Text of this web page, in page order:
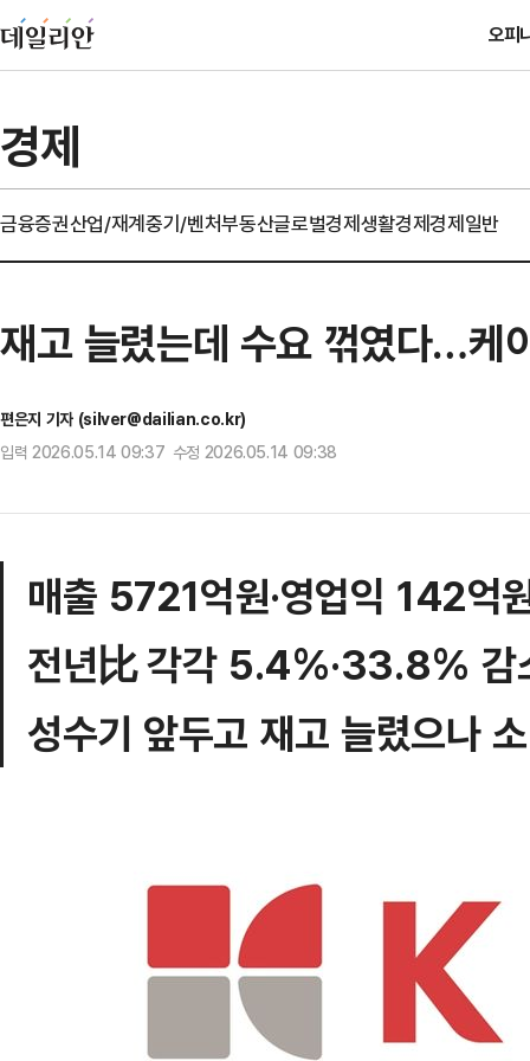
오피
경제
금융증권산업/재계중기/벤처부동산글로벌경제생활경제경제일반
재고 늘렸는데 수요 꺾였다…
편은지 기자 (silver@dailian.co.kr)
입력 2026.05.14 09:37 수정 2026.05.14 09:38
매출 5721억원·영업익 142억
전년比 각각 5.4%·33.8% 감
성수기 앞두고 재고 늘렸으나